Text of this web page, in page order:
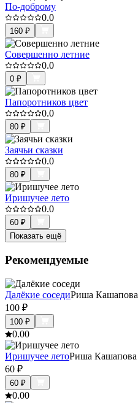
По-доброму
0.0
160 ₽
Совершенно летние
0.0
0 ₽
Папоротников цвет
0.0
80 ₽
Заячьи сказки
0.0
80 ₽
Иришучее лето
0.0
60 ₽
Показать ещё
Рекомендуемые
Далёкие соседиРиша Кашапова
100 ₽
100 ₽
0.00
Иришучее летоРиша Кашапова
60 ₽
60 ₽
0.00